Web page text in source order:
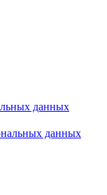
данных
данных